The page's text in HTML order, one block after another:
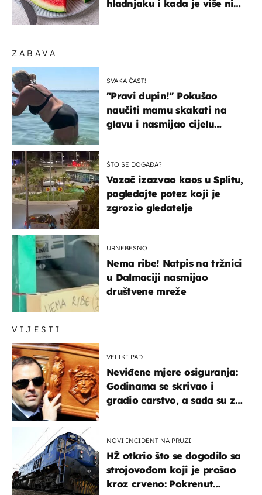
VIJESTI
VELIKI PAD
Neviđene mjere osiguranja:
Godinama se skrivao i
gradio carstvo, a sada su za
NOVI INCIDENT NA PRUZI
HŽ otkrio što se dogodilo sa
strojovođom koji je prošao
kroz crveno: Pokrenut
ZABAVA
SVAKA ČAST!
"Pravi dupin!" Pokušao
naučiti mamu skakati na
glavu i nasmijao cijelu
ŠTO SE DOGAĐA?
Vozač izazvao kaos u Splitu,
pogledajte potez koji je
zgrozio gledatelje
URNEBESNO
Nema ribe! Natpis na tržnici
u Dalmaciji nasmijao
društvene mreže
hladnjaku i kada je više nije